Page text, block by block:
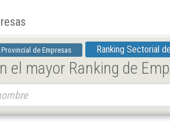
de Empresas Ranking Sectorial
el mayor Ranking de